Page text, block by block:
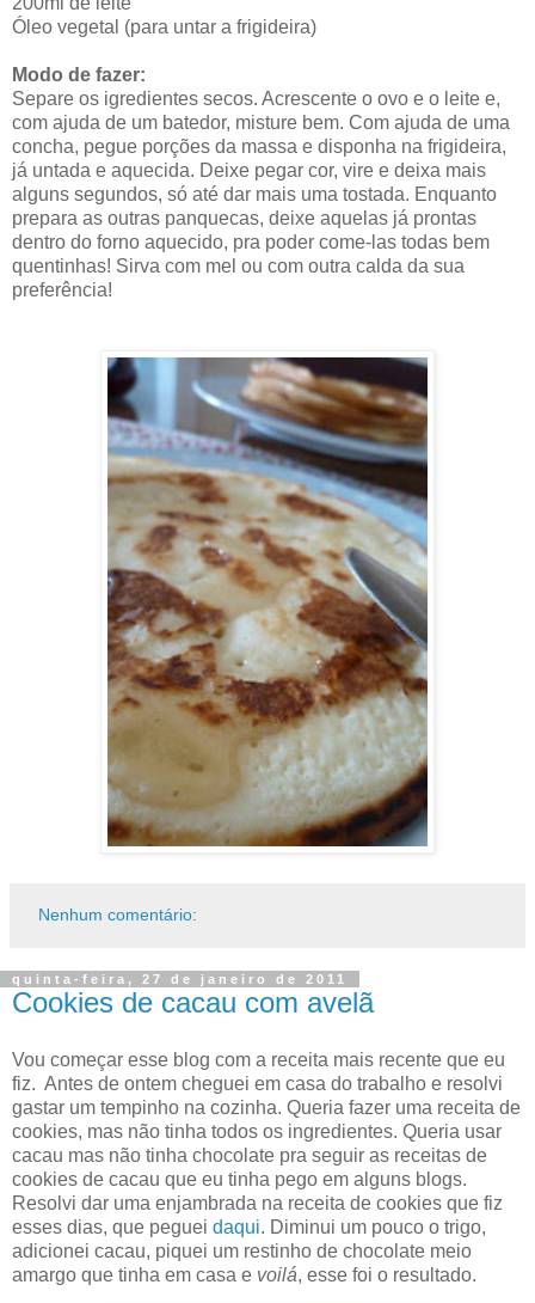
Óleo vegetal (para untar a frigideira)
Modo de fazer:
Separe os igredientes secos. Acrescente o ovo e o leite e,
com ajuda de um batedor, misture bem. Com ajuda de uma
concha, pegue porções da massa e disponha na frigideira,
já untada e aquecida. Deixe pegar cor, vire e deixa mais
alguns segundos, só até dar mais uma tostada. Enquanto
prepara as outras panquecas, deixe aquelas já prontas
dentro do forno aquecido, pra poder come-las todas bem
quentinhas! Sirva com mel ou com outra calda da sua
preferência!
Nenhum comentário:
quinta-feira, 27 de janeiro de 2011
Cookies de cacau com avelã
Vou começar esse blog com a receita mais recente que eu
fiz. Antes de ontem cheguei em casa do trabalho e resolvi
gastar um tempinho na cozinha. Queria fazer uma receita de
cookies, mas não tinha todos os ingredientes. Queria usar
cacau mas não tinha chocolate pra seguir as receitas de
cookies de cacau que eu tinha pego em alguns blogs.
Resolvi dar uma enjambrada na receita de cookies que fiz
esses dias, que peguei daqui. Diminui um pouco o trigo,
adicionei cacau, piquei um restinho de chocolate meio
amargo que tinha em casa e voilá, esse foi o resultado.